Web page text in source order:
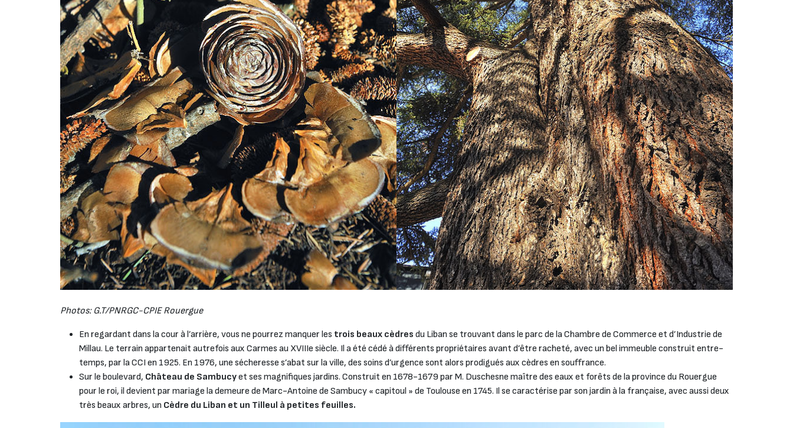
Photos: G.T/PNRGC-CPIE Rouergue
En regardant dans la cour à l’arrière, vous ne pourrez manquer les trois beaux cèdres du Liban se trouvant dans le parc de la Chambre de Commerce et d’Industrie de
Millau. Le terrain appartenait autrefois aux Carmes au XVIIIe siècle. Il a été cédé à différents propriétaires avant d’être racheté, avec un bel immeuble construit entre-
temps, par la CCI en 1925. En 1976, une sécheresse s’abat sur la ville, des soins d’urgence sont alors prodigués aux cèdres en souffrance.
Sur le boulevard, Château de Sambucyet ses magnifiques jardins. Construit en 1678-1679 par M. Duschesne maître des eaux et forêts de la province du Rouergue
pour le roi, il devient par mariage la demeure de Marc-Antoine de Sambucy « capitoul » de Toulouse en 1745. Il se caractérise par son jardin à la française, avec aussi deux
très beaux arbres, un Cèdre du Liban et un Tilleul à petites feuilles.